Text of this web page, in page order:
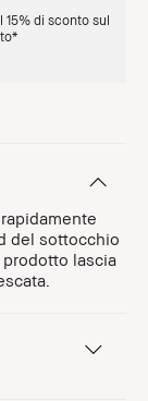
di sconto sul
del sottocchio
lascia